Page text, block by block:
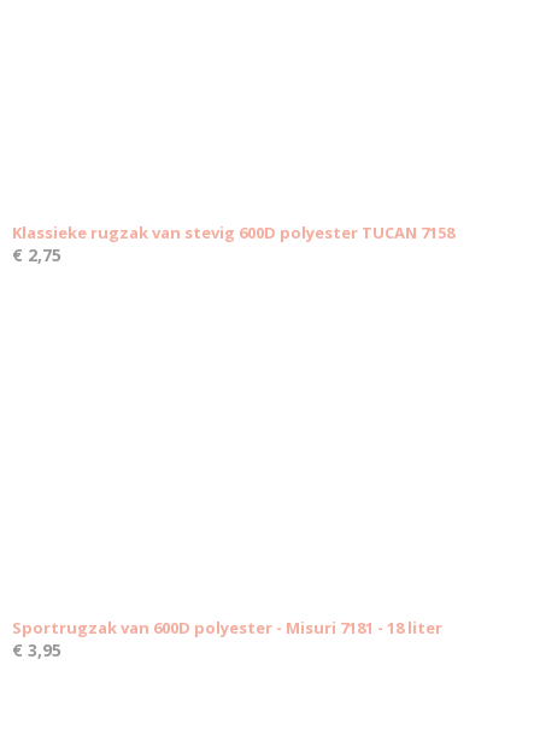
Klassieke rugzak van stevig 600D polyester TUCAN 7158
€ 2,75
Sportrugzak van 600D polyester - Misuri 7181 - 18 liter
€ 3,95